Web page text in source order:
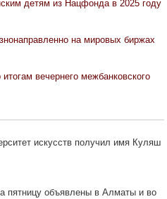
детям из Нацфонда в 2025 году
на мировых биржах
вечернего межбанковского
искусств получил имя Куляш
пятницу объявлены в Алматы и во